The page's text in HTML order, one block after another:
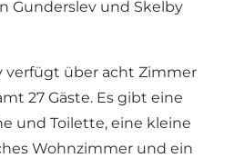
Gunderslev und Skelby
verfügt über acht Zimmer
27 Gäste. Es gibt eine
und Toilette, eine kleine
Wohnzimmer und ein